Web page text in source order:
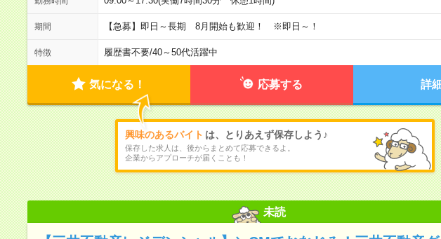
期間 【急募】即日～長期 8月開始も歓迎！ ※即日～！
特徴 履歴書不要/40～50代活躍中
気になる！ 応募する 詳
興味のあるバイト は、とりあえず保存しよう♪
保存した求人は、後からまとめて応募できるよ。
企業からアプローチが届くことも！
未読